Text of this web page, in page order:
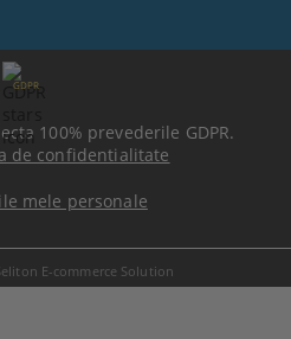
GDPR
100% prevederile GDPR.
de confidentialitate
mele personale
E-commerce Solution